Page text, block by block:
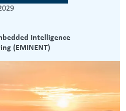
Intelligence
(EMINENT)